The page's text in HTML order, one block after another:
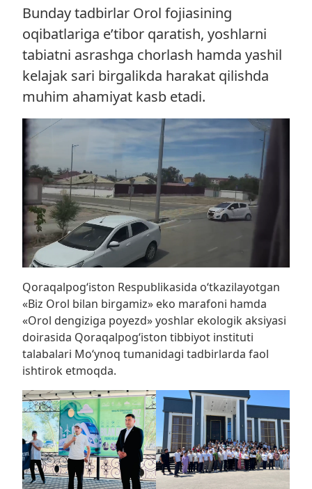
Bunday tadbirlar Orol fojiasining
oqibatlariga e’tibor qaratish, yoshlarni
tabiatni asrashga chorlash hamda yashil
kelajak sari birgalikda harakat qilishda
muhim ahamiyat kasb etadi.
Qoraqalpog‘iston Respublikasida o‘tkazilayotgan
«Biz Orol bilan birgamiz» eko marafoni hamda
«Orol dengiziga poyezd» yoshlar ekologik aksiyasi
doirasida Qoraqalpog‘iston tibbiyot instituti
talabalari Mo‘ynoq tumanidagi tadbirlarda faol
ishtirok etmoqda.